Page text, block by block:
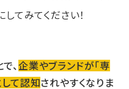
てみてください！
、 企業やブランドが「専
して認知されやすくなりま